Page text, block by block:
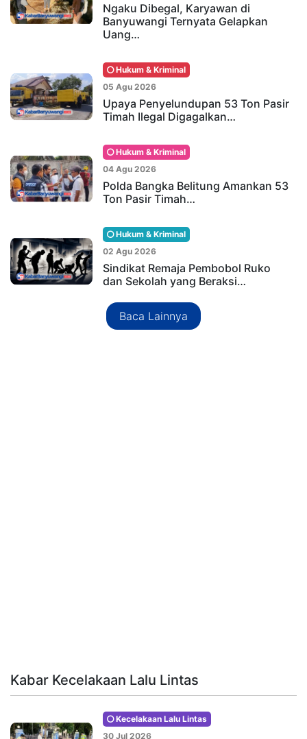
Ngaku Dibegal, Karyawan di
Banyuwangi Ternyata Gelapkan
Uang…
Hukum & Kriminal
05 Agu 2026
Upaya Penyelundupan 53 Ton Pasir
Timah Ilegal Digagalkan…
Hukum & Kriminal
04 Agu 2026
Polda Bangka Belitung Amankan 53
Ton Pasir Timah…
Hukum & Kriminal
02 Agu 2026
Sindikat Remaja Pembobol Ruko
dan Sekolah yang Beraksi…
Baca Lainnya
Kabar Kecelakaan Lalu Lintas
Kecelakaan Lalu Lintas
30 Jul 2026